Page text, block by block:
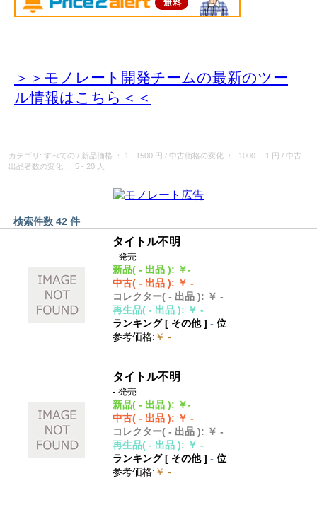
＞＞モノレート開発チームの最新のツー
ル情報はこちら＜＜
カテゴリ: すべての / 新品価格 ： 1 - 1500 円 / 中古価格の変化 ： -1000 - -1 円 / 中古
出品者数の変化
： 5 - 20 人
検索件数 42 件
タイトル不明
- 発売
新品( - 出品 ): ￥-
中古( - 出品 ): ￥ -
コレクター( - 出品 ): ￥ -
再生品( - 出品 ): ￥ -
ランキング [ その他]- 位
参考価格: ￥ -
タイトル不明
- 発売
新品( - 出品 ): ￥-
中古( - 出品 ): ￥ -
コレクター( - 出品 ): ￥ -
再生品( - 出品 ): ￥ -
ランキング [ その他]- 位
参考価格: ￥ -